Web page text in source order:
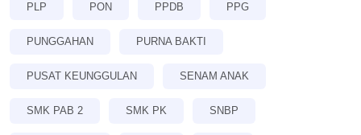
PLP PON PPDB PPG
PUNGGAHAN PURNA BAKTI
PUSAT KEUNGGULAN SENAM ANAK
SMK PAB 2 SMK PK SNBP